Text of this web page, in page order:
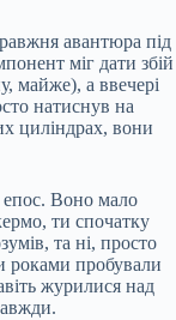
авантюра під
міг дати збій
майже), а ввечері
натиснув на
циліндрах, вони
Воно мало
ти спочатку
та ні, просто
роками пробували
журилися над